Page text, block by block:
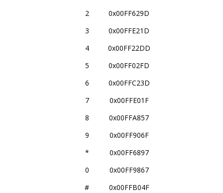
2
0x00FF629D
3
0x00FFE21D
4
0x00FF22DD
5
0x00FF02FD
6
0x00FFC23D
7
0x00FFE01F
8
0x00FFA857
9
0x00FF906F
*
0x00FF6897
0
0x00FF9867
#
0x00FFB04F